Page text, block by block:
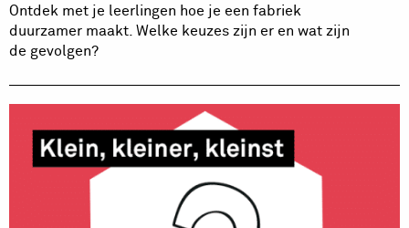
Ontdek met je leerlingen hoe je een fabriek
duurzamer maakt. Welke keuzes zijn er en wat zijn
de gevolgen?